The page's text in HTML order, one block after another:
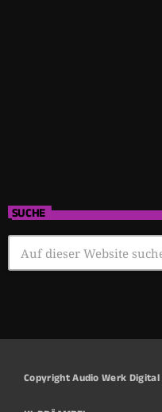
SUCHE
Copyright Audio Werk